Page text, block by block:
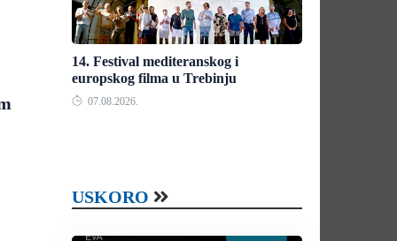
14. Festival mediteranskog i
europskog filma u Trebinju
07.08.2026.
USKORO